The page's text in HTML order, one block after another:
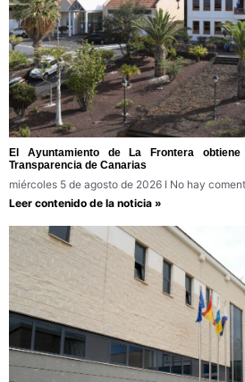
El Ayuntamiento de La Frontera
Transparencia de Canarias
miércoles 5 de agosto de 2026
No hay
Leer contenido de la noticia »